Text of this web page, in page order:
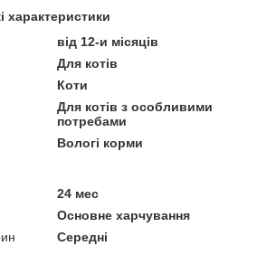
характеристики
від 12-и місяців
Для котів
Коти
Для котів з особливими
потребами
Вологі корми
24 мес
Основне харчування
Середні